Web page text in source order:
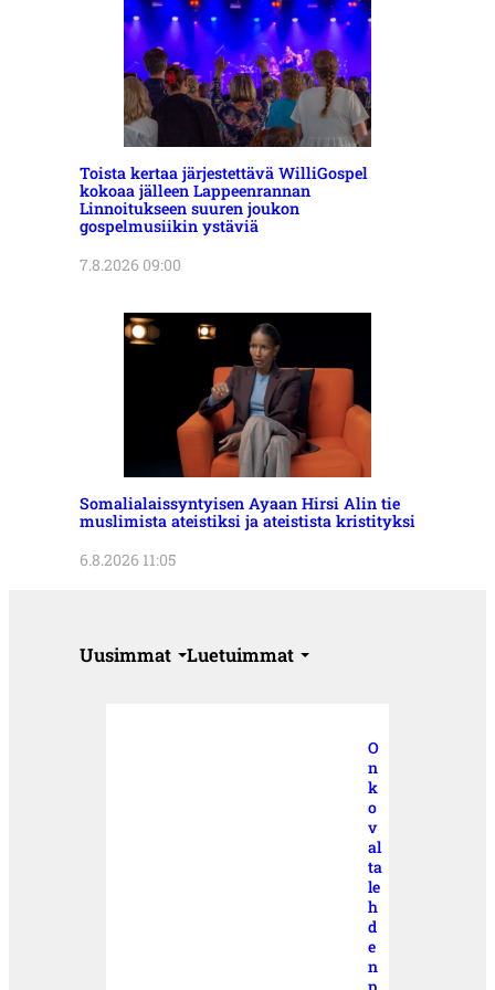
Toista kertaa järjestettävä WilliGospel
kokoaa jälleen Lappeenrannan
Linnoitukseen suuren joukon
gospelmusiikin ystäviä
7.8.2026 09:00
Somalialaissyntyisen Ayaan Hirsi Alin tie
muslimista ateistiksi ja ateistista kristityksi
6.8.2026 11:05
Uusimmat Luetuimmat
O
n
k
o
v
al
ta
le
h
d
e
n